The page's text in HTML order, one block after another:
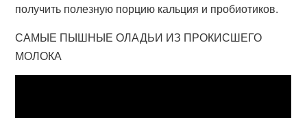
получить полезную порцию кальция и пробиотиков.
САМЫЕ ПЫШНЫЕ ОЛАДЬИ ИЗ ПРОКИСШЕГО
МОЛОКА